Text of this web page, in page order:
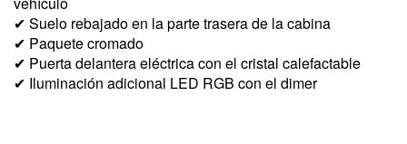
✔ Suelo rebajado en la parte trasera de la cabina
✔ Paquete cromado
✔ Puerta delantera eléctrica con el cristal calefactable
✔ Iluminación adicional LED RGB con el dimer